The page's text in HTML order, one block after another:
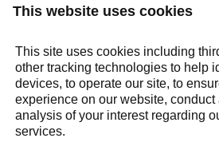
kundesupport@no.selecta.com
Om oss
Våre produkter
Våre tjenester
Sektorer